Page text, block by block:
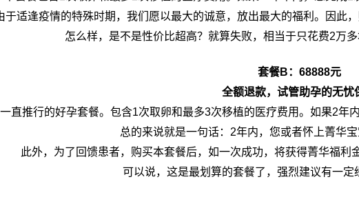
于适逢疫情的特殊时期，我们愿以最大的诚意，放出最大的福利。因此
怎么样，是不是性价比超高？就算失败，相当于只花费2万
套餐B： 68888元
全额退款，试管助孕的无忧
直推行的好孕套餐。包含1次取卵和最多3次移植的医疗费用。如果2年
总的来说就是一句话：2年内，您或者怀上菁华宝
此外，为了回馈患者，购买本套餐后，如一次成功，将获得菁华福利
可以说，这是最划算的套餐了，强烈建议有一定